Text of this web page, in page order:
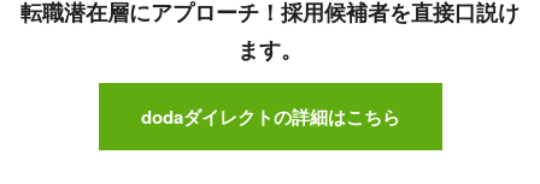
転職潜在層にアプローチ！採用候補者を直接口説け
ます。
dodaダイレクトの詳細はこちら